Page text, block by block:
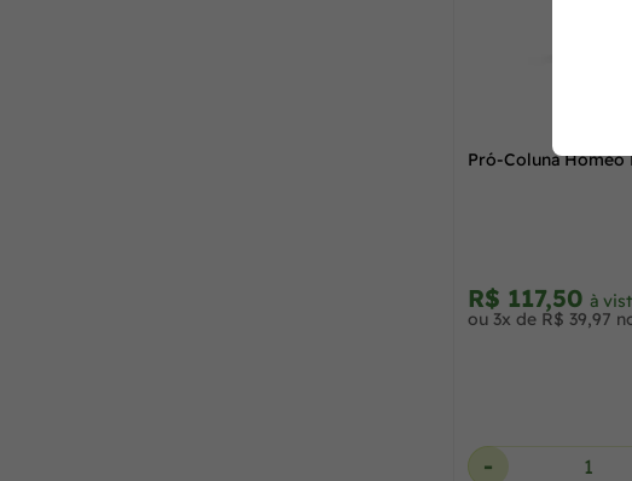
Pró-Coluna Homeo
R$ 117,50 à
ou 3x de R$ 39,97
-